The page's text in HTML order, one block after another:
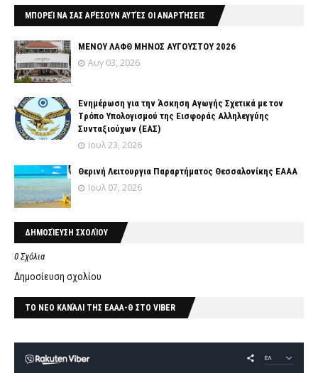
ΜΠΟΡΕΊ ΝΑ ΣΑΣ ΑΡΈΣΟΥΝ ΑΥΤΈΣ ΟΙ ΑΝΑΡΤΉΣΕΙΣ
ΜΕΝΟΥ ΛΑΦΘ ΜΗΝΟΣ ΑΥΓΟΥΣΤΟΥ 2026
Αυγ 03, 2026
Ενημέρωση για την Άσκηση Αγωγής Σχετικά με τον
Tρόπο Yπολογισμού της Εισφοράς Αλληλεγγύης
Συνταξιούχων (ΕΑΣ)
Ιουλ 23, 2026
Θερινή Λειτουργια Παραρτήματος Θεσσαλονίκης ΕΑΑΑ
Ιουλ 07, 2026
ΔΗΜΟΣΊΕΥΣΗ ΣΧΟΛΊΟΥ
0 Σχόλια
Δημοσίευση σχολίου
ΤΟ ΝΕΟ ΚΑΝΆΛΙ ΤΗΣ ΕΑΑΑ-Θ ΣΤΟ VIBER